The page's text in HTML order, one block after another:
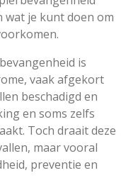
wat je kunt doen om
is
vaak afgekort
beschadigd en
en soms zelfs
Toch draait deze
maar vooral
preventie en